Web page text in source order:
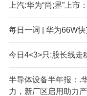
上汽:华为“尚;界”上
每日一词 | 华为66W
今日4<3>只:股长线走
半导体设备半年报：.
力，新厂区启用助力